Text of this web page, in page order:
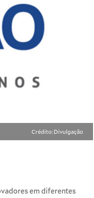
Crédito: Divulgação
em diferentes